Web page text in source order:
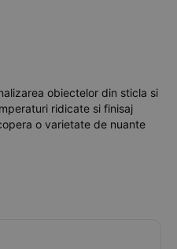
obiectelor din sticla si
ridicate si finisaj
o varietate de nuante